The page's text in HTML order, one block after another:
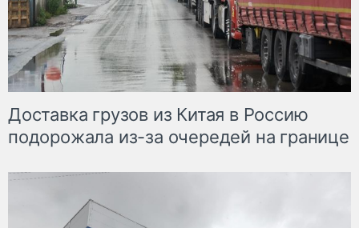
Доставка грузов из Китая в Россию
подорожала из-за очередей на границе